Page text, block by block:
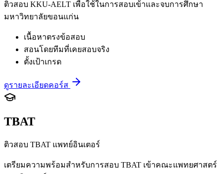
ติวสอบ KKU-AELT เพื่อใช้ในการสอบเข้าและจบการศึกษา
มหาวิทยาลัยขอนแก่น
เนื้อหาตรงข้อสอบ
สอนโดยทีมที่เคยสอบจริง
ตั้งเป้าเกรด
ดูรายละเอียดคอร์ส
TBAT
ติวสอบ TBAT แพทย์อินเตอร์
เตรียมความพร้อมสำหรับการสอบ TBAT เข้าคณะแพทยศาสตร์